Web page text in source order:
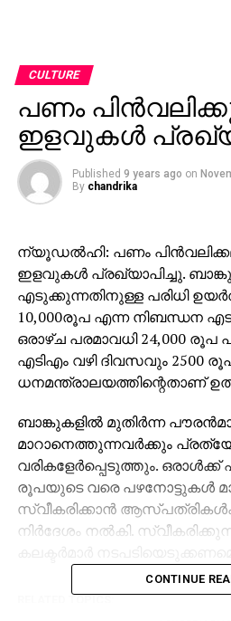
CULTURE
പണം
ഇളവുകള്‍
Published 9 years ago on
By chandrika
ന്യൂഡല്‍ഹി: പണം
ഇളവുകള്‍ പ്രഖ്യാപിച്ചു.
എടുക്കുന്നതിനുള്ള പരിധി
10,000രൂപ എന്ന നിബന്ധന
ഒരാഴ്ച പരമാവധി 24,000 രൂപ
എടിഎം വഴി ദിവസവും 2500
ധനമന്ത്രാലയത്തിന്റെതാണ്
ബാങ്കുകളില്‍ മുതിര്‍ന്ന
മാറാനെത്തുന്നവര്‍ക്കും
വരികളേര്‍പ്പെടുത്തും. ഒരാള്‍ക്ക്
രൂപയുടെ വരെ പഴനോട്ടുകള്‍
സ്വീകരിക്കാന്‍
നിര്‍ദേശം നല്‍കി.
RELATED TOPICS:
CONTINUE